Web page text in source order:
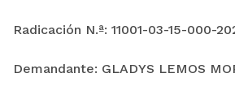
Radicación N.ª: 11001-03-15-000-
Demandante: GLADYS LEMOS